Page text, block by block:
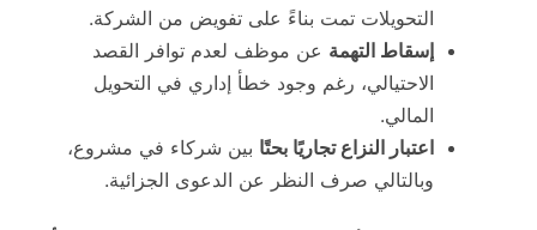
التحويلات تمت بناءً على تفويض من الشركة.
إسقاط التهمة عن موظف لعدم توافر القصد
الاحتيالي، رغم وجود خطأ إداري في التحويل
المالي.
اعتبار النزاع تجاريًا بحتًا بين شركاء في مشروع،
وبالتالي صرف النظر عن الدعوى الجزائية.